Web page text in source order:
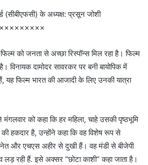
(सीबीएफसी) के अध्यक्ष: प्रसून जोशी
को जनता से अच्छा रिस्पॉन्स मिल रहा है। फिल्म
विनायक दामोदर सावरकर पर बनी बायोपिक में
यह फिल्म भारत की आजादी के लिए उनकी यात्रा
को कहा कि हर महिला, चाहे उसकी पृष्ठभूमि
हकदार है, उन्होंने कहा कि वह विशेष रूप से
और एचएस अहीर से दुखी हैं। वह मंडी से बीजेपी
रही हैं. इसे अक्सर “छोटा काशी” कहा जाता है।